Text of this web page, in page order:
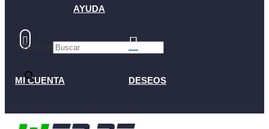

MI CUENTA
AYUDA
Buscar

DESEOS